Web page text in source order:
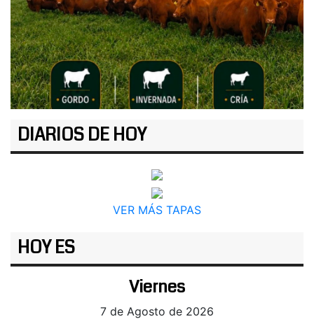
DIARIOS DE HOY
VER MÁS TAPAS
HOY ES
Viernes
7 de Agosto de 2026